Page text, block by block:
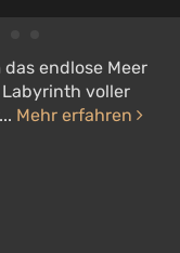
endlose Meer
voller
Mehr erfahren